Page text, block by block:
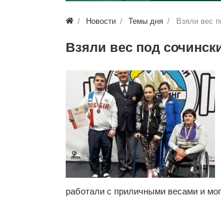
Новости Темы дня Взяли вес
Взяли вес под
работали с приличными весами и